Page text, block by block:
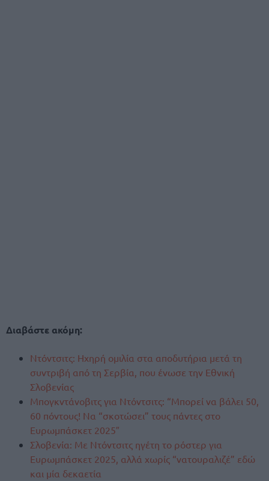
Διαβάστε ακόμη:
Ντόντσιτς: Ηχηρή ομιλία στα αποδυτήρια μετά τη
συντριβή από τη Σερβία, που ένωσε την Εθνική
Σλοβενίας
Μπογκντάνοβιτς για Ντόντσιτς: “Μπορεί να βάλει 50,
60 πόντους! Να “σκοτώσει” τους πάντες στο
Ευρωμπάσκετ 2025″
Σλοβενία: Με Ντόντσιτς ηγέτη το ρόστερ για
Ευρωμπάσκετ 2025, αλλά χωρίς “νατουραλιζέ” εδώ
και μία δεκαετία